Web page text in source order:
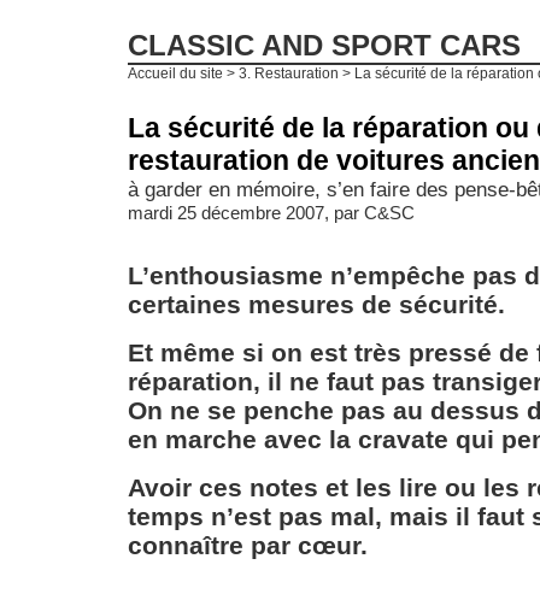
CLASSIC AND SPORT CARS
Accueil du site > 3. Restauration > La sécurité de la réparation
La sécurité de la réparation ou
restauration de voitures
à garder en mémoire, s’en faire des pense-
mardi 25 décembre 2007, par C&SC
L’enthousiasme n’empêche pas
certaines mesures de sécurité.
Et même si on est très pressé de
réparation, il ne faut pas
On ne se penche pas au dessus
en marche avec la cravate qui
Avoir ces notes et les lire ou les
temps n’est pas mal, mais il faut
connaître par cœur.